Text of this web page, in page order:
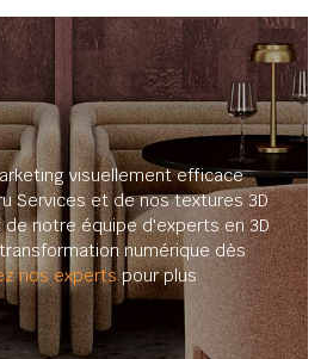
visuellement efficace
Services et de nos textures 3D
de notre équipe d'experts en 3D
numérique dès
nos expertspour plus